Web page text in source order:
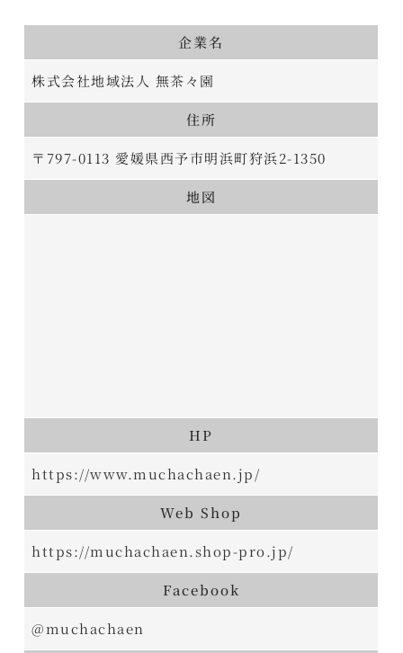
企業名
株式会社地域法人 無茶々園
住所
〒797-0113 愛媛県西予市明浜町狩浜2-1350
地図
HP
https://www.muchachaen.jp/
Web Shop
https://muchachaen.shop-pro.jp/
Facebook
@muchachaen